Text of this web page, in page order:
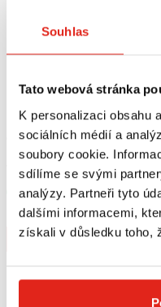
Souhlas
Tato webová stránka
K personalizaci obsahu
sociálních médií a
soubory cookie.
sdílíme se svými
analýzy. Partneři tyto
dalšími informacemi,
získali v důsledku toho,
679 Kč s DPH
SUZUKI VZDUCHOVÝ FILTR
VZ/VL1500
Skladem
V 1 prodejně
Koupit